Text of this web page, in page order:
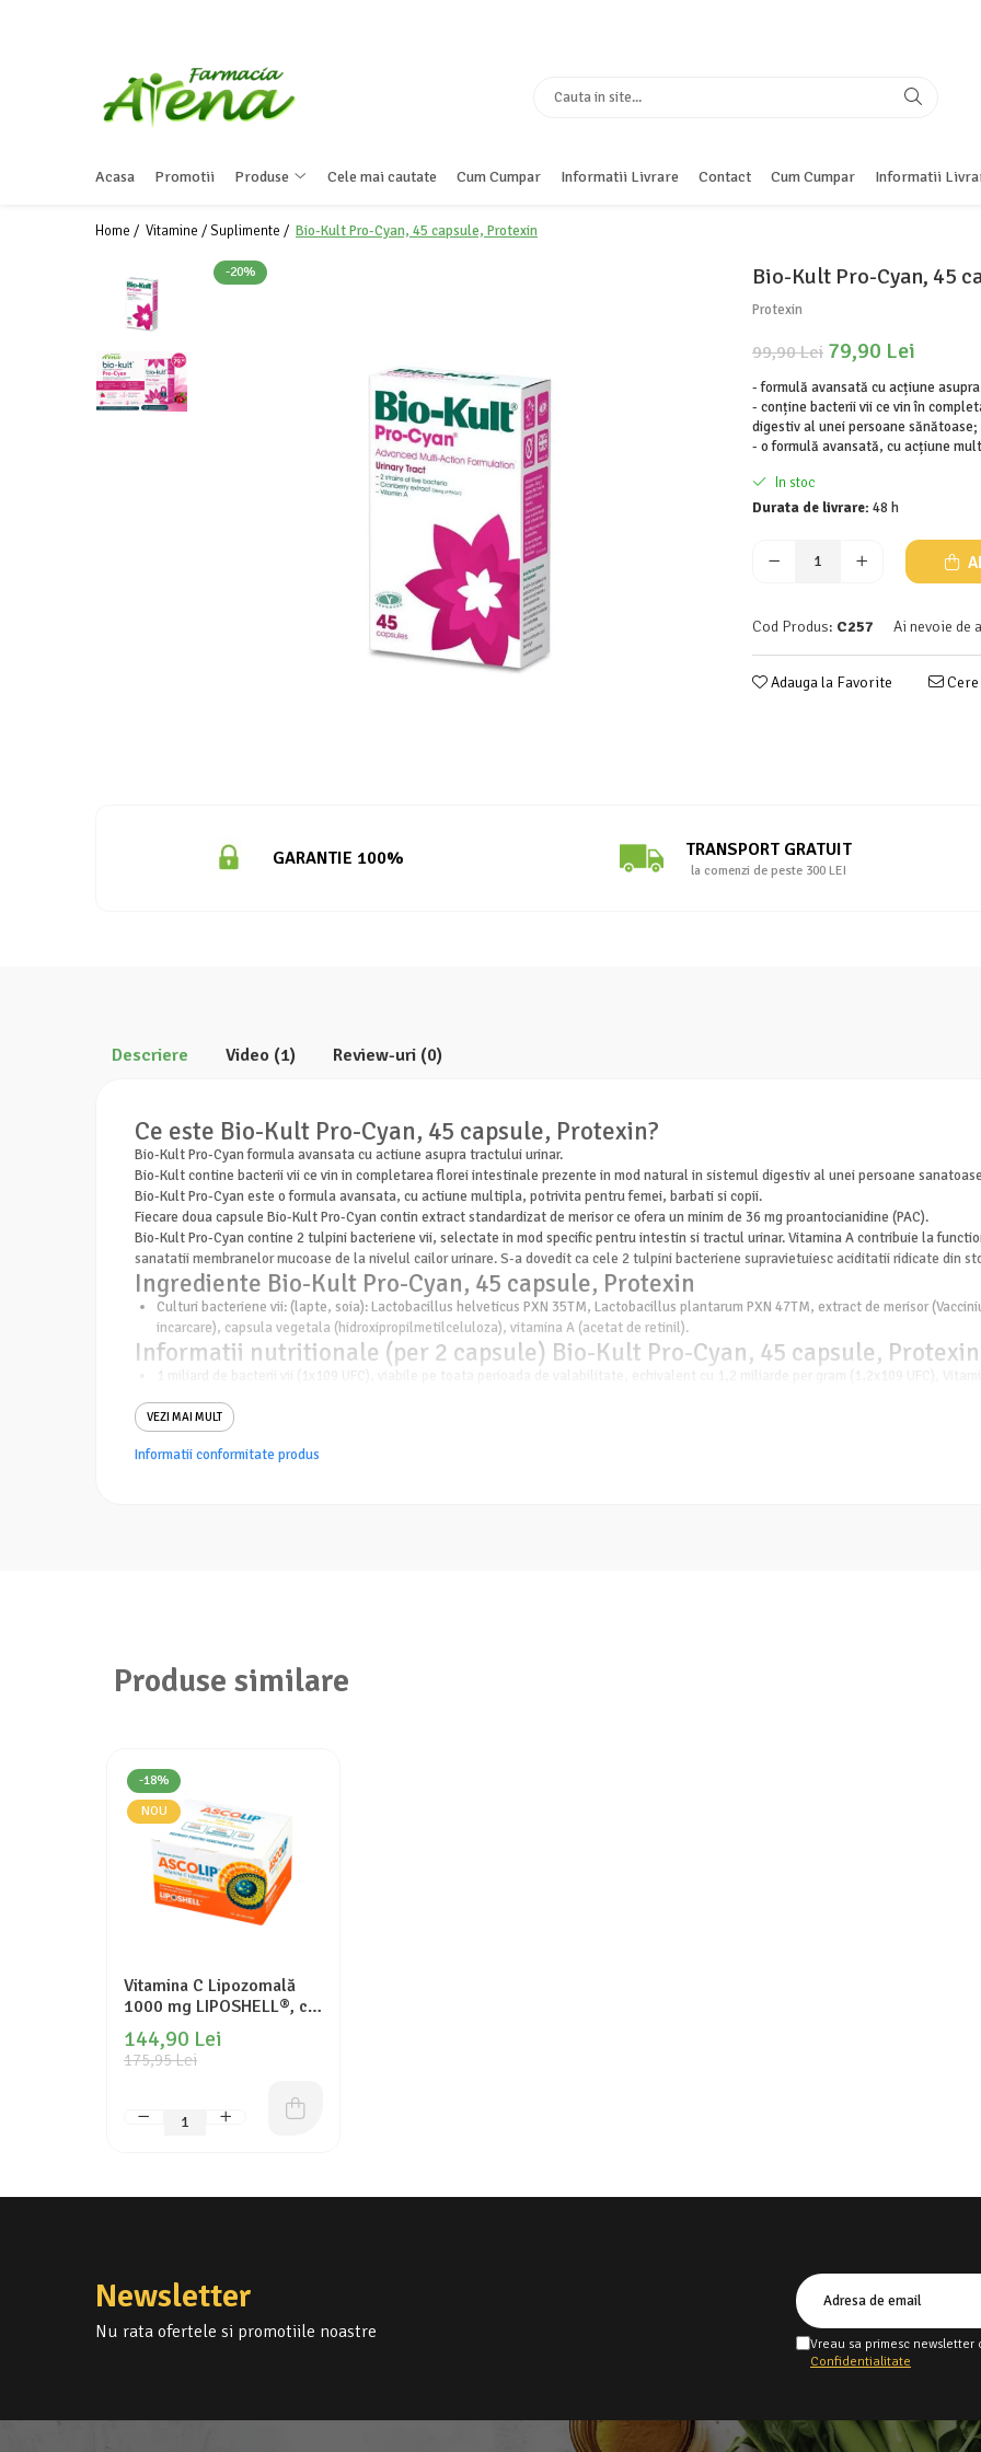
Ingrijire & igiena personala
Produse tehnico-medicale
Incaltaminte ortopedica
Acasa Promotii Produse Cele mai cautate Cum Cumpar Informatii Livrare Contact Cum Cumpar Informatii
Home / Vitamine / Suplimente / Bio-Kult Pro-Cyan, 45 capsule, Protexin
Bio-Kult Pro-Cyan, 45
Protexin
-20%
99,90 Lei 79,90 Lei
- formulă avansată cu acțiune
- conține bacterii vii ce vin în
digestiv al unei persoane sănătoase;
- o formulă avansată, cu acțiune
In stoc
Durata de livrare: 48 h
Cod Produs: C257 Ai nevoie de
Adauga la Favorite
GARANTIE 100% TRANSPORT GRATUIT
la comenzi de peste 300 LEI
Descriere Video (1) Review-uri (0)
Ce este Bio-Kult Pro-Cyan, 45 capsule, Protexin?
Bio-Kult Pro-Cyan formula avansata cu actiune asupra tractului urinar.
Bio-Kult contine bacterii vii ce vin in completarea florei intestinale prezente in mod natural in sistemul digestiv al unei persoane
Bio-Kult Pro-Cyan este o formula avansata, cu actiune multipla, potrivita pentru femei, barbati si copii.
Fiecare doua capsule Bio-Kult Pro-Cyan contin extract standardizat de merisor ce ofera un minim de 36 mg proantocianidine (PAC).
Bio-Kult Pro-Cyan contine 2 tulpini bacteriene vii, selectate in mod specific pentru intestin si tractul urinar. Vitamina A contribuie la
sanatatii membranelor mucoase de la nivelul cailor urinare. S-a dovedit ca cele 2 tulpini bacteriene supravietuiesc aciditatii ridicate din
Ingrediente Bio-Kult Pro-Cyan, 45 capsule, Protexin
Culturi bacteriene vii: (lapte, soia): Lactobacillus helveticus PXN 35TM, Lactobacillus plantarum PXN 47TM, extract de merisor
incarcare), capsula vegetala (hidroxipropilmetilceluloza), vitamina A (acetat de retinil).
Informatii nutritionale (per 2 capsule) Bio-Kult Pro-Cyan, 45 capsule, Protexin
Bio-Kult Pro-Cyan, 45 capsule, Protexin contine
lapte, soia, utilizate in procesul de fermentare. Continutul de lapte este la un nivel care nu afecteaza persoanele cu intoleranta la
Bio-Kult Pro-Cyan, 45 capsule, Protexin nu contine
in loc uscat, ferit de lumina si caldura, la o temperatura sub 25 gradeC, in ambalajul original. A se consuma, de preferinta, inainte de
Cutie cu 3 blistere a cate 15 capsule.
VEZI MAI MULT
Informatii conformitate produs
Produse similare
-18%
NOU
Vitamina C Lipozomală
1000 mg LIPOSHELL®, cu
aromă de portocale (30
plicuri), ASCOLIP
175,95 Lei
144,90 Lei
Newsletter
Nu rata ofertele si promotiile noastre
Vreau sa primesc
Confidentialitate